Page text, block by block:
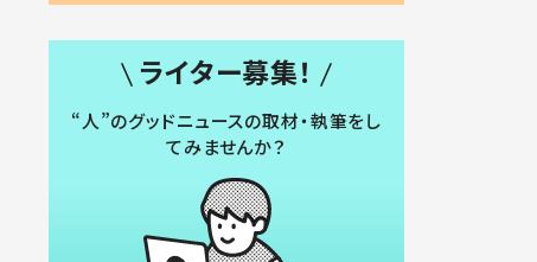
ライター募集！
“人”のグッドニュースの取材・執筆をし
てみませんか？